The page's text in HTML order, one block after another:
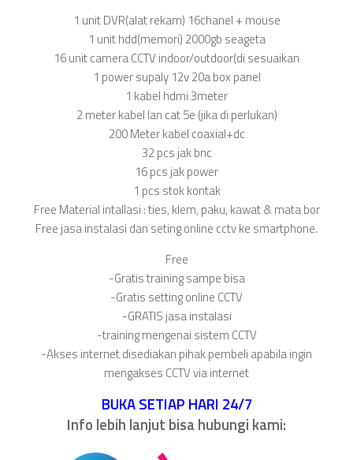
1 unit DVR(alat rekam) 16chanel + mouse
1 unit hdd(memori) 2000gb seageta
16 unit camera CCTV indoor/outdoor(di sesuaikan
1 power supaly 12v 20a box panel
1 kabel hdmi 3meter
2 meter kabel lan cat 5e (jika di perlukan)
200 Meter kabel coaxial+dc
32 pcs jak bnc
16 pcs jak power
1 pcs stok kontak
Free Material intallasi : ties, klem, paku, kawat & mata bor
Free jasa instalasi dan seting online cctv ke smartphone.
Free
-Gratis training sampe bisa
-Gratis setting online CCTV
-GRATIS jasa instalasi
-training mengenai sistem CCTV
-Akses internet disediakan pihak pembeli apabila ingin
mengakses CCTV via internet
BUKA SETIAP HARI 24/7
Info lebih lanjut bisa hubungi kami: